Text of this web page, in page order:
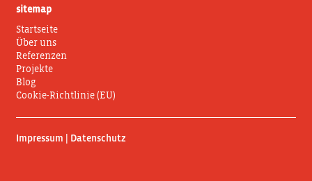
sitemap
Startseite
Über uns
Referenzen
Projekte
Blog
Cookie-Richtlinie (EU)
Impressum | Datenschutz